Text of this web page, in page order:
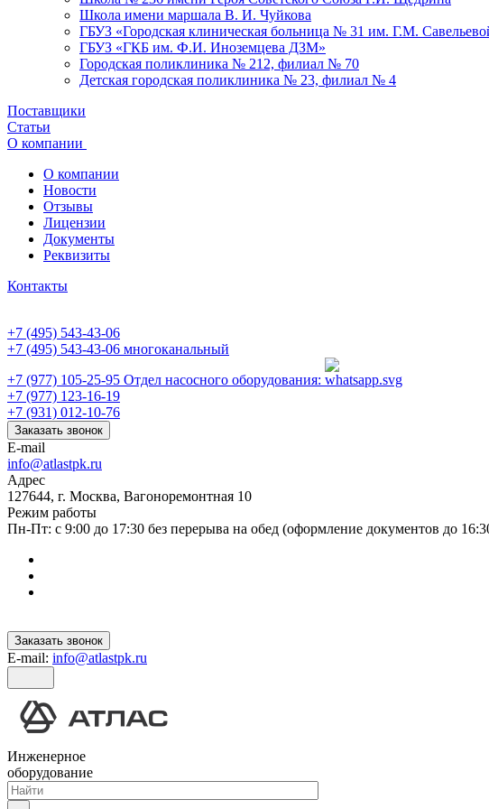
Школа имени маршала В. И. Чуйкова
ГБУЗ «Городская клиническая больница № 31 им. Г.М.
ГБУЗ «ГКБ им. Ф.И. Иноземцева ДЗМ»
Городская поликлиника № 212, филиал № 70
Детская городская поликлиника № 23, филиал № 4
Поставщики
Статьи
О компании
О компании
Новости
Отзывы
Лицензии
Документы
Реквизиты
Контакты
+7 (495) 543-43-06
+7 (495) 543-43-06 многоканальный
+7 (977) 105-25-95 Отдел насосного оборудования:
+7 (977) 123-16-19
+7 (931) 012-10-76
Заказать звонок
E-mail
info@atlastpk.ru
Адрес
127644, г. Москва, Вагоноремонтная 10
Режим работы
Пн-Пт: с 9:00 до 17:30 без перерыва на обед (оформление документов до
Заказать звонок
E-mail: info@atlastpk.ru
Инженерное
оборудование